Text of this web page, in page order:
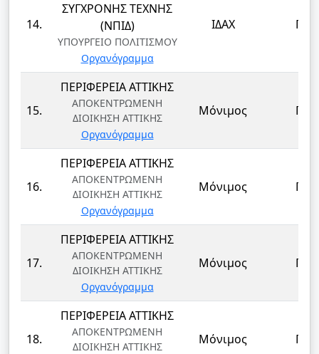
14.
ΣΥΓΧΡΟΝΗΣ ΤΕΧΝΗΣ
(ΝΠΙΔ)
ΥΠΟΥΡΓΕΙΟ ΠΟΛΙΤΙΣΜΟΥ
Οργανόγραμμα
ΙΔΑΧ ΠΕ
15.
ΠΕΡΙΦΕΡΕΙΑ ΑΤΤΙΚΗΣ
ΑΠΟΚΕΝΤΡΩΜΕΝΗ
ΔΙΟΙΚΗΣΗ ΑΤΤΙΚΗΣ
Οργανόγραμμα
Μόνιμος ΠΕ
16.
ΠΕΡΙΦΕΡΕΙΑ ΑΤΤΙΚΗΣ
ΑΠΟΚΕΝΤΡΩΜΕΝΗ
ΔΙΟΙΚΗΣΗ ΑΤΤΙΚΗΣ
Οργανόγραμμα
Μόνιμος ΠΕ
17.
ΠΕΡΙΦΕΡΕΙΑ ΑΤΤΙΚΗΣ
ΑΠΟΚΕΝΤΡΩΜΕΝΗ
ΔΙΟΙΚΗΣΗ ΑΤΤΙΚΗΣ
Οργανόγραμμα
Μόνιμος ΠΕ
18.
ΠΕΡΙΦΕΡΕΙΑ ΑΤΤΙΚΗΣ
ΑΠΟΚΕΝΤΡΩΜΕΝΗ
ΔΙΟΙΚΗΣΗ ΑΤΤΙΚΗΣ
Μόνιμος ΠΕ